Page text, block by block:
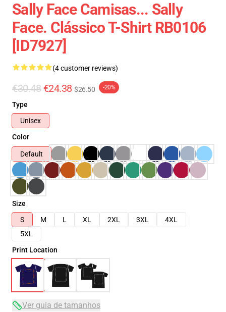
Sally Face Camisas... Sally
Face. Clássico T-Shirt RB0106
[ID7927]
(4 customer reviews)
€30.48 €24.38 $26.50 -20%
Type
Unisex
Color
Default
Size
S
M L XL 2XL 3XL
4XL
5XL
Print Location
Ver guia de tamanhos